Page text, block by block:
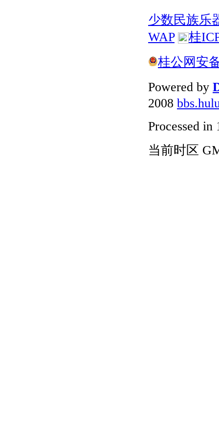
少数民族乐
WAP
桂
桂公网安
Powered by
2008
Processed in
当前时区